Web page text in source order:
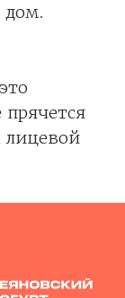
прячется
лицевой